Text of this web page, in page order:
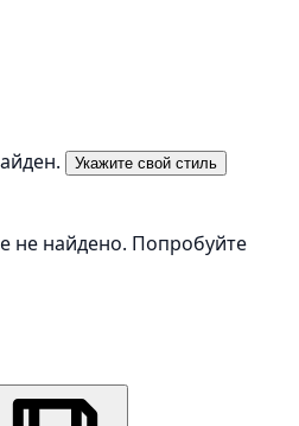
Укажите свой стиль
не найдено. Попробуйте